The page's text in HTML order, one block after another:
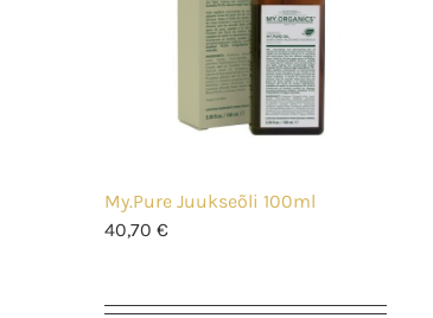
My.Pure Juukseõli 100ml
40,70 €